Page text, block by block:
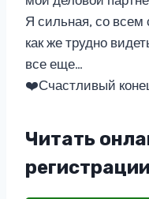
Я сильная, со всем
как же трудно
все еще…
❤️Счастливый
Читать
регистрации